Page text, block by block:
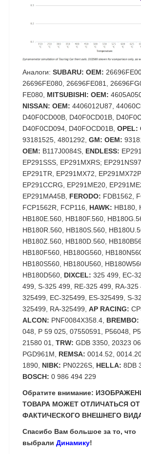
Аналоги: SUBARU: OEM:
26696FE080, 26696FE081,
FE080, MITSUBISHI: OEM:
NISSAN: OEM: 4406012U87,
D40F0CD00B, D40F0CD01B,
D40F0CD094, D40FOCD01B, OPEL:
93181525, 4801292, GM: OEM:
OEM: B117J0084S, ENDLESS:
EP291SSS, EP291MXRS;
EP291TR, EP291MX72,
EP291CCRG, EP291ME20,
EP291MA45B, FERODO: FDB1562,
FCP1562R, FCP116, HAWK: HB180,
HB180E.560, HB180F.560,
HB180R.560, HB180S.560,
HB180Z.560, HB180D.560,
HB180F560, HB180G560,
HB180S560, HB180U560,
HB180D560, DIXCEL: 325 499, EC-
499, S-325 499, RE-325 499, RA-325
325499, EC-325499, ES-325499, S-
325499, RA-325499, AP RACING:
ALCON: PNF0084X358.4, BREMBO:
048, P 59 025, 07550591, P56048,
21580 01, TRW: GDB 3350, 20323
PGD961M, REMSA: 0014.52,
1890, NIBK: PN0226S, HELLA: 8DB
BOSCH: 0 986 494 229
Обратите внимание:
ТОВАРА МОЖЕТ ОТЛИЧАТЬСЯ ОТ
ФАКТИЧЕСКОГО ВНЕШНЕГО
Спасибо Вам большое за то, что
выбрали Динамику!